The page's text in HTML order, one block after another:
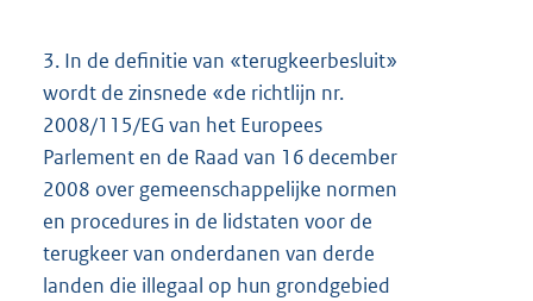
3. In de definitie van «terugkeerbesluit»
wordt de zinsnede «de richtlijn nr.
2008/115/EG van het Europees
Parlement en de Raad van 16 december
2008 over gemeenschappelijke normen
en procedures in de lidstaten voor de
terugkeer van onderdanen van derde
landen die illegaal op hun grondgebied